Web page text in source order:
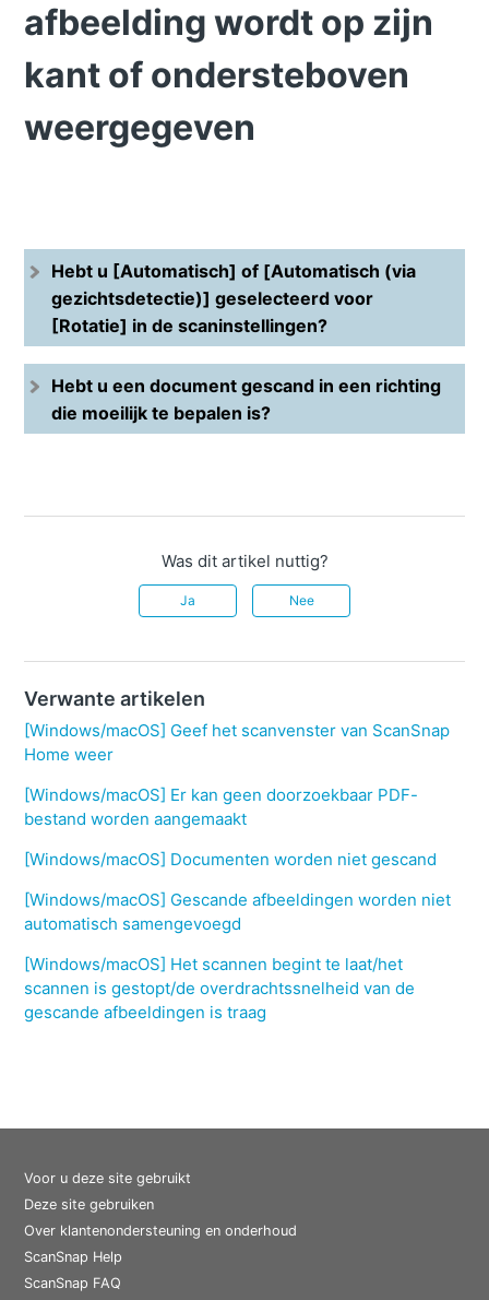
afbeelding wordt op zijn
kant of ondersteboven
weergegeven
Hebt u [Automatisch] of [Automatisch (via
gezichtsdetectie)] geselecteerd voor
[Rotatie] in de scaninstellingen?
Hebt u een document gescand in een richting
die moeilijk te bepalen is?
Was dit artikel nuttig?
Ja Nee
Verwante artikelen
[Windows/macOS] Geef het scanvenster van ScanSnap
Home weer
[Windows/macOS] Er kan geen doorzoekbaar PDF-
bestand worden aangemaakt
[Windows/macOS] Documenten worden niet gescand
[Windows/macOS] Gescande afbeeldingen worden niet
automatisch samengevoegd
[Windows/macOS] Het scannen begint te laat/het
scannen is gestopt/de overdrachtssnelheid van de
gescande afbeeldingen is traag
Voor u deze site gebruikt
Deze site gebruiken
Over klantenondersteuning en onderhoud
ScanSnap Help
ScanSnap FAQ